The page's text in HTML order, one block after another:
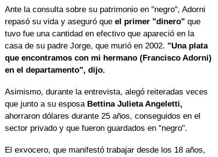
Ante la consulta sobre su patrimonio en "negro", Adorni
repasó su vida y aseguró que el primer "dinero" que
tuvo fue una cantidad en efectivo que apareció en la
casa de su padre Jorge, que murió en 2002. "Una plata
que encontramos con mi hermano (Francisco Adorni)
en el departamento", dijo.
Asimismo, durante la entrevista, alegó reiteradas veces
que junto a su esposa Bettina Julieta Angeletti,
ahorraron dólares durante 25 años, conseguidos en el
sector privado y que fueron guardados en "negro".
El exvocero, que manifestó trabajar desde los 18 años,